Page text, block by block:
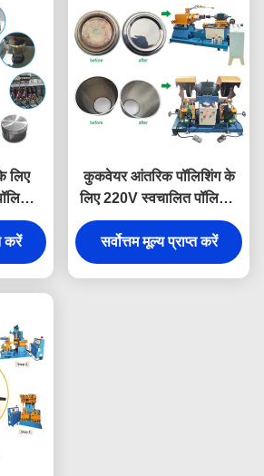
लिए
करें
कुकवेयर आंतरिक पॉलिशिंग के
लिए 220V स्वचालित पॉलिशिंग
मशीन
सर्वोत्तम मूल्य प्राप्त करें